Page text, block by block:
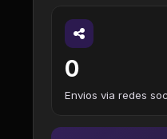
0
Envios via redes